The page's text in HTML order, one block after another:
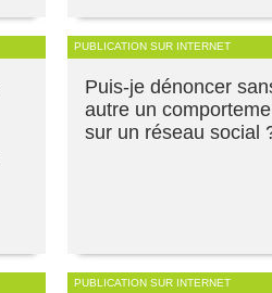
PUBLICATION SUR INTERNET
Puis-je dénoncer
autre un
sur un réseau social
PUBLICATION SUR INTERNET